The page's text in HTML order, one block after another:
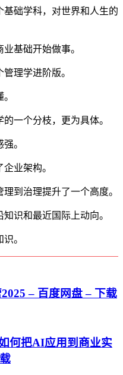
础学科，对世界和人生的
基础开始做事。
理学进阶版。
一个分枝，更为具体。
。
业架构。
到治理提升了一个高度。
识和最近国际上动向。
。
– 百度网盘 – 下载
何把AI应用到商业实